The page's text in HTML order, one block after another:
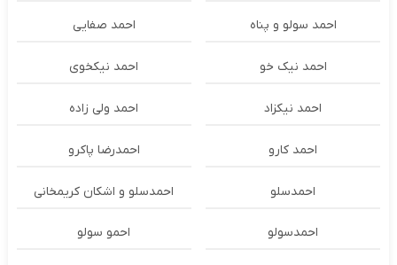
احمد سولو و پناه احمد صفایی
احمد نیک خو احمد نیکخوی
احمد نیکزاد احمد ولی زاده
احمد کارو احمدرضا پاکرو
احمدسلو احمدسلو و اشکان کریمخانی
احمدسولو احمو سولو